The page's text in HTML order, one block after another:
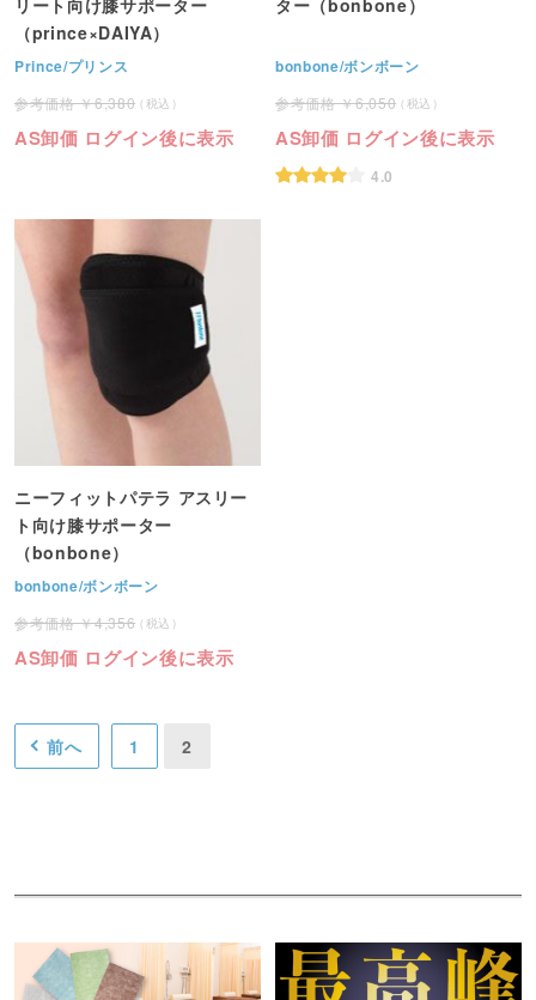
（prince×DAIYA）
Prince/プリンス
6,380
AS卸価 ログイン後に表示
bonbone/ボンボーン
6,050
AS卸価 ログイン後に表示
4.0
ニーフィットパテラ アスリー
ト向け膝サポーター
（bonbone）
bonbone/ボンボーン
4,356
AS卸価 ログイン後に表示
前へ 1 2